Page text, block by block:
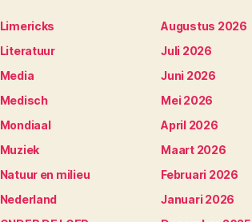
Limericks
Literatuur
Media
Medisch
Mondiaal
Muziek
Natuur en milieu
Nederland
Augustus 2026
Juli 2026
Juni 2026
Mei 2026
April 2026
Maart 2026
Februari 2026
Januari 2026